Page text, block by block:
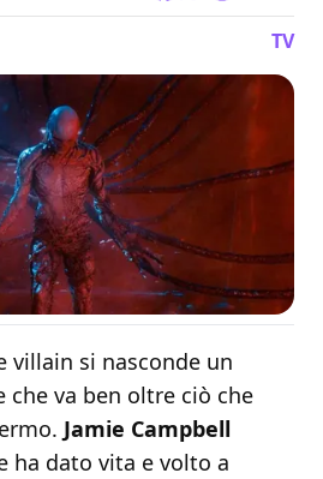
TV
villain si nasconde un
che va ben oltre ciò che
Jamie Campbell
ha dato vita e volto a